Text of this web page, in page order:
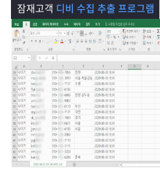
베
이
는?
램
구
매
프
로
그
램
춤
상
품
문
의
고
객
센
터
마
이
페
이
파
트
너
잠재고객 디비 수집 추출 프로그램